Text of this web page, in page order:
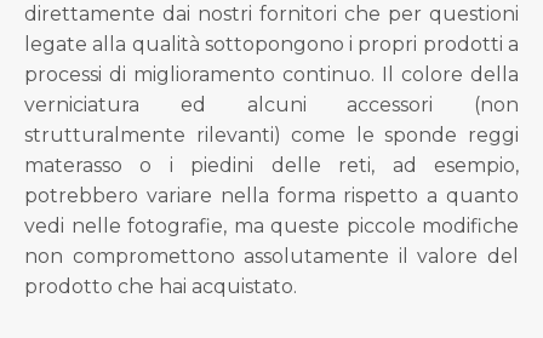
direttamente dai nostri fornitori che per questioni
legate alla qualità sottopongono i propri prodotti a
processi di miglioramento continuo. Il colore della
verniciatura ed alcuni accessori (non
strutturalmente rilevanti) come le sponde reggi
materasso o i piedini delle reti, ad esempio,
potrebbero variare nella forma rispetto a quanto
vedi nelle fotografie, ma queste piccole modifiche
non compromettono assolutamente il valore del
prodotto che hai acquistato.